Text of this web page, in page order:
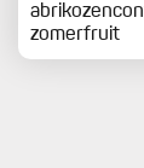
zomerfruit